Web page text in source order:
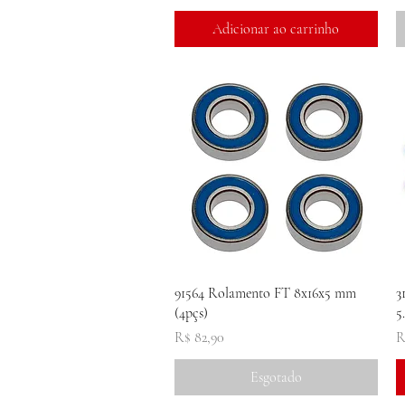
Adicionar ao carrinho
Visualização rápida
91564 Rolamento FT 8x16x5 mm
(4pçs)
Preço
R$ 82,90
Esgotado